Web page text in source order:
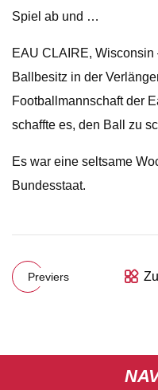
Spiel ab und …
EAU CLAIRE,
Ballbesitz in der
Footballmannschaft der
schaffte es, den Ball zu
Es war eine seltsame
Bundesstaat.
Previers